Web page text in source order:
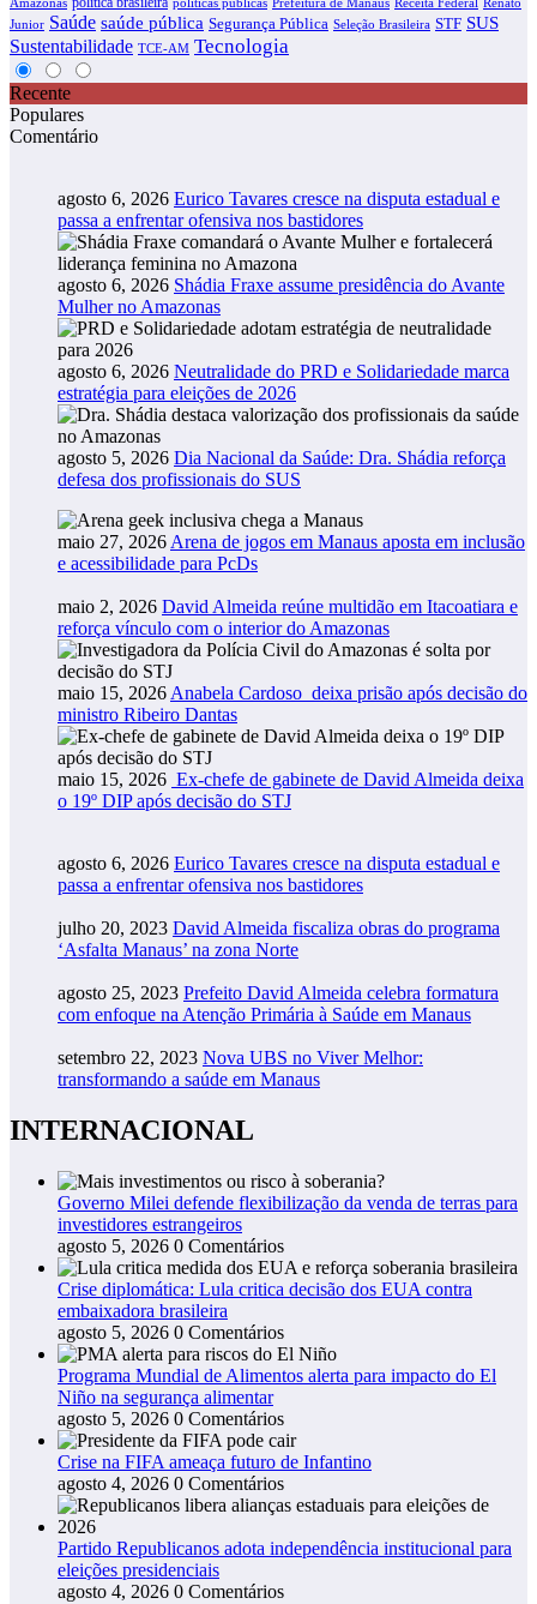
Junior Saúde saúde pública Segurança Pública Seleção Brasileira STF SUS
Sustentabilidade TCE-AM Tecnologia
Recente
Populares
Comentário
agosto 6, 2026 Eurico Tavares cresce na disputa estadual e
passa a enfrentar ofensiva nos bastidores
agosto 6, 2026 Shádia Fraxe assume presidência do Avante
Mulher no Amazonas
agosto 6, 2026 Neutralidade do PRD e Solidariedade marca
estratégia para eleições de 2026
agosto 5, 2026 Dia Nacional da Saúde: Dra. Shádia reforça
defesa dos profissionais do SUS
maio 27, 2026 Arena de jogos em Manaus aposta em inclusão
e acessibilidade para PcDs
maio 2, 2026 David Almeida reúne multidão em Itacoatiara e
reforça vínculo com o interior do Amazonas
maio 15, 2026 Anabela Cardoso deixa prisão após decisão do
ministro Ribeiro Dantas
maio 15, 2026 Ex-chefe de gabinete de David Almeida deixa
o 19º DIP após decisão do STJ
agosto 6, 2026 Eurico Tavares cresce na disputa estadual e
passa a enfrentar ofensiva nos bastidores
julho 20, 2023 David Almeida fiscaliza obras do programa
‘Asfalta Manaus’ na zona Norte
agosto 25, 2023 Prefeito David Almeida celebra formatura
com enfoque na Atenção Primária à Saúde em Manaus
setembro 22, 2023 Nova UBS no Viver Melhor:
transformando a saúde em Manaus
INTERNACIONAL
Governo Milei defende flexibilização da venda de terras para
investidores estrangeiros
agosto 5, 2026 0 Comentários
Crise diplomática: Lula critica decisão dos EUA contra
embaixadora brasileira
agosto 5, 2026 0 Comentários
Programa Mundial de Alimentos alerta para impacto do El
Niño na segurança alimentar
agosto 5, 2026 0 Comentários
Crise na FIFA ameaça futuro de Infantino
agosto 4, 2026 0 Comentários
Partido Republicanos adota independência institucional para
eleições presidenciais
agosto 4, 2026 0 Comentários